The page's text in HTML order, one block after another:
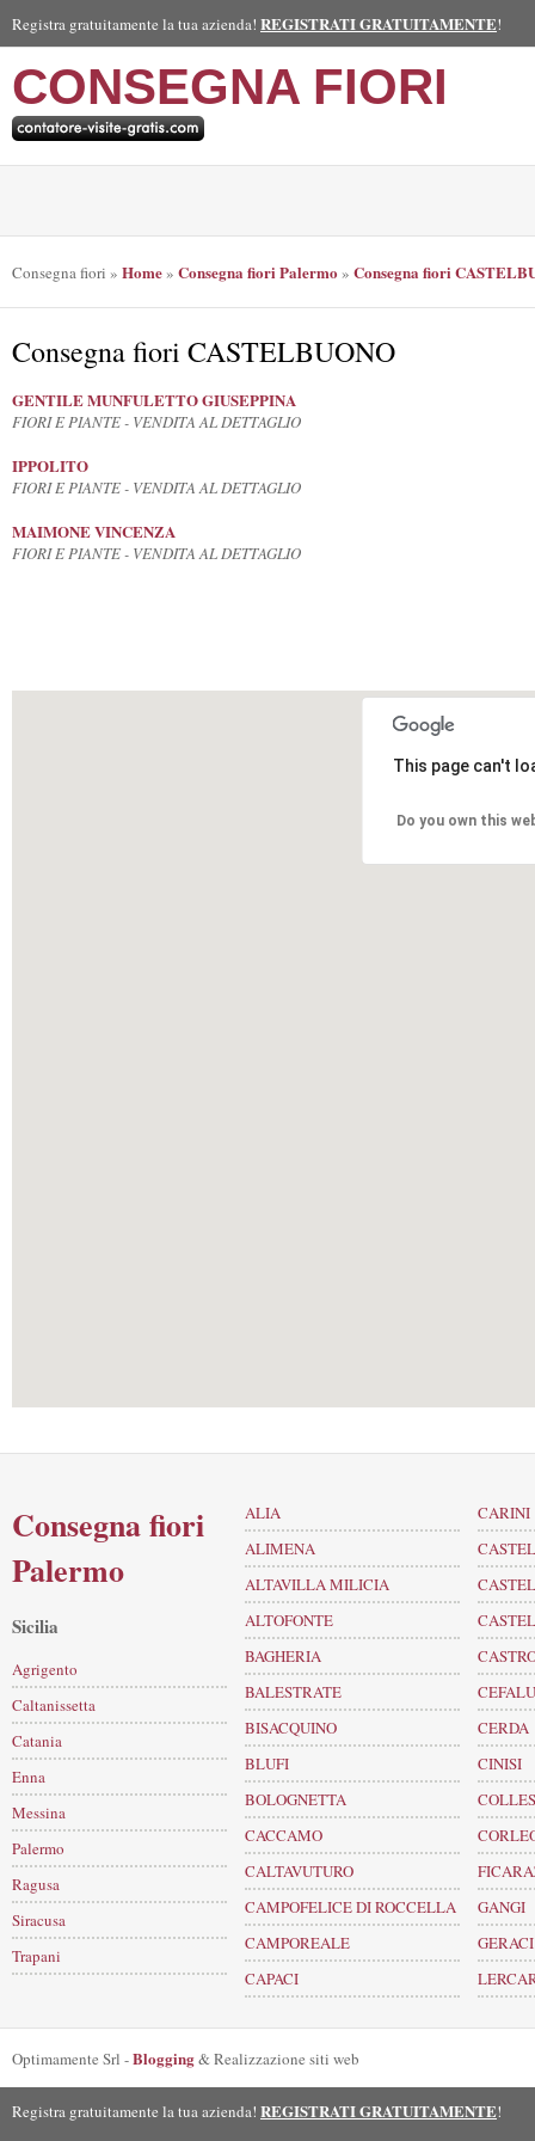
Registra gratuitamente la tua azienda! REGISTRATI GRATUITAMENTE!
CONSEGNA FIORI
Consegna fiori » Home» Consegna fiori Palermo » Consegna fiori
Consegna fiori CASTELBUONO
GENTILE MUNFULETTO GIUSEPPINA
FIORI E PIANTE - VENDITA AL DETTAGLIO
IPPOLITO
FIORI E PIANTE - VENDITA AL DETTAGLIO
MAIMONE VINCENZA
FIORI E PIANTE - VENDITA AL DETTAGLIO
This page can't
Do you own this
Consegna fiori
Palermo
Sicilia
Agrigento
Caltanissetta
Catania
Enna
Messina
Palermo
Ragusa
Siracusa
Trapani
ALIA
ALIMENA
ALTAVILLA MILICIA
ALTOFONTE
BAGHERIA
BALESTRATE
BISACQUINO
BLUFI
BOLOGNETTA
CACCAMO
CALTAVUTURO
CAMPOFELICE DI ROCCELLA
CAMPOREALE
CAPACI
CARINI
CERDA
CINISI
GANGI
Optimamente Srl -Blogging& Realizzazione siti web
Registra gratuitamente la tua azienda! REGISTRATI GRATUITAMENTE!